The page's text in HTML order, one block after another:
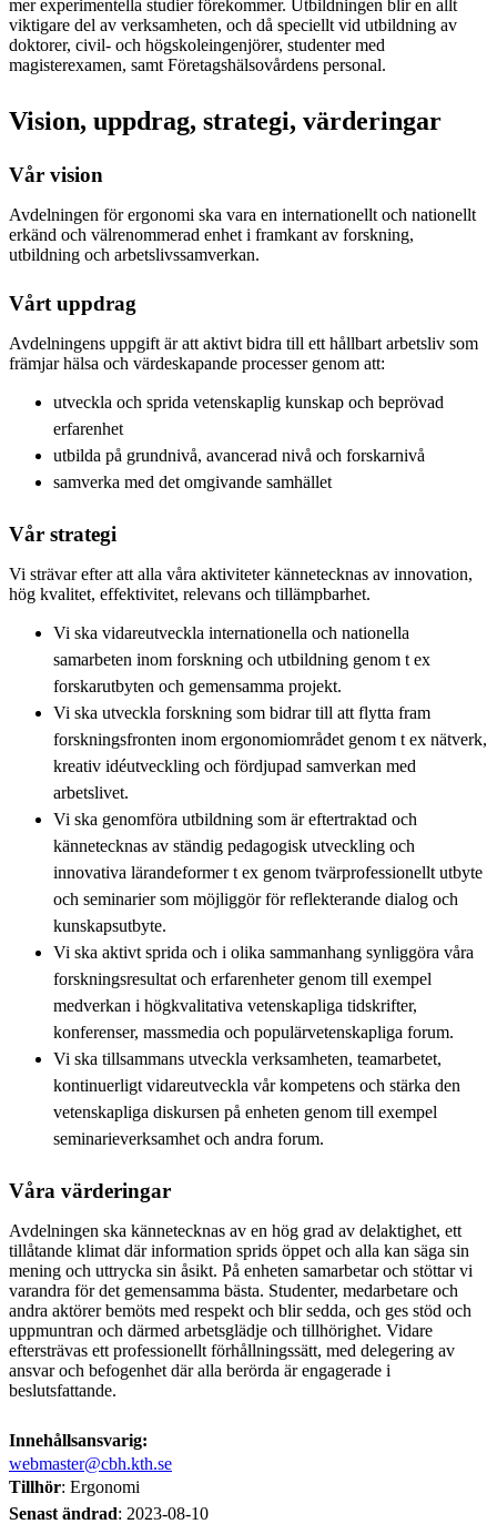
mer experimentella studier förekommer. Utbildningen blir en allt
viktigare del av verksamheten, och då speciellt vid utbildning av
doktorer, civil- och högskoleingenjörer, studenter med
magisterexamen, samt Företagshälsovårdens personal.
Vision, uppdrag, strategi, värderingar
Vår vision
Avdelningen för ergonomi ska vara en internationellt och nationellt
erkänd och välrenommerad enhet i framkant av forskning,
utbildning och arbetslivssamverkan.
Vårt uppdrag
Avdelningens uppgift är att aktivt bidra till ett hållbart arbetsliv som
främjar hälsa och värdeskapande processer genom att:
utveckla och sprida vetenskaplig kunskap och beprövad
erfarenhet
utbilda på grundnivå, avancerad nivå och forskarnivå
samverka med det omgivande samhället
Vår strategi
Vi strävar efter att alla våra aktiviteter kännetecknas av innovation,
hög kvalitet, effektivitet, relevans och tillämpbarhet.
Vi ska vidareutveckla internationella och nationella
samarbeten inom forskning och utbildning genom t ex
forskarutbyten och gemensamma projekt.
Vi ska utveckla forskning som bidrar till att flytta fram
forskningsfronten inom ergonomiområdet genom t ex nätverk,
kreativ idéutveckling och fördjupad samverkan med
arbetslivet.
Vi ska genomföra utbildning som är eftertraktad och
kännetecknas av ständig pedagogisk utveckling och
innovativa lärandeformer t ex genom tvärprofessionellt utbyte
och seminarier som möjliggör för reflekterande dialog och
kunskapsutbyte.
Vi ska aktivt sprida och i olika sammanhang synliggöra våra
forskningsresultat och erfarenheter genom till exempel
medverkan i högkvalitativa vetenskapliga tidskrifter,
konferenser, massmedia och populärvetenskapliga forum.
Vi ska tillsammans utveckla verksamheten, teamarbetet,
kontinuerligt vidareutveckla vår kompetens och stärka den
vetenskapliga diskursen på enheten genom till exempel
seminarieverksamhet och andra forum.
Våra värderingar
Avdelningen ska kännetecknas av en hög grad av delaktighet, ett
tillåtande klimat där information sprids öppet och alla kan säga sin
mening och uttrycka sin åsikt. På enheten samarbetar och stöttar vi
varandra för det gemensamma bästa. Studenter, medarbetare och
andra aktörer bemöts med respekt och blir sedda, och ges stöd och
uppmuntran och därmed arbetsglädje och tillhörighet. Vidare
eftersträvas ett professionellt förhållningssätt, med delegering av
ansvar och befogenhet där alla berörda är engagerade i
beslutsfattande.
Innehållsansvarig:
webmaster@cbh.kth.se
Tillhör: Ergonomi
Senast ändrad: 2023-08-10